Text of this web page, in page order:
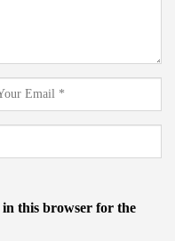
in this browser for the